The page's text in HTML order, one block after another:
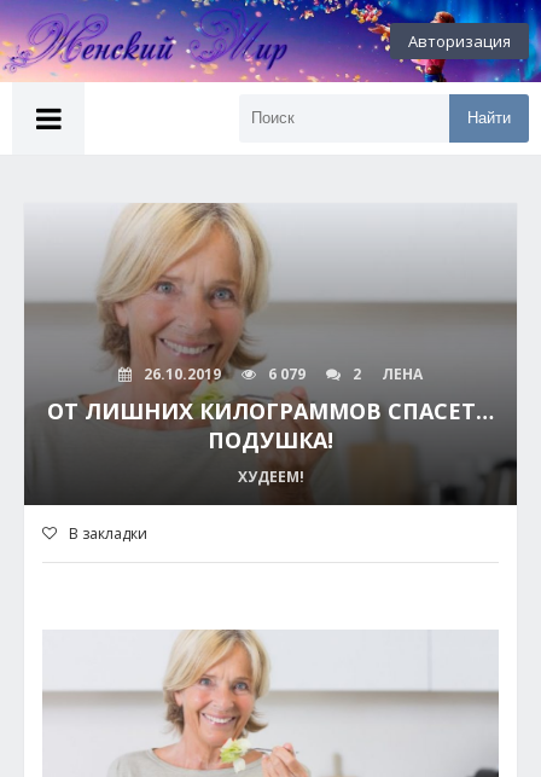
Авторизация
Найти
26.10.2019 6 079 2 ЛЕНА
ОТ ЛИШНИХ КИЛОГРАММОВ СПАСЕТ…
ПОДУШКА!
ХУДЕЕМ!
В закладки